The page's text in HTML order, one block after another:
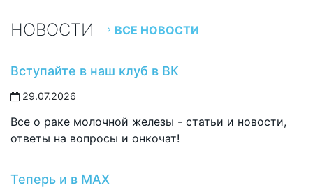
НОВОСТИ ВСЕ НОВОСТИ
Вступайте в наш клуб в ВК
29.07.2026
Все о раке молочной железы - статьи и новости,
ответы на вопросы и онкочат!
Теперь и в MAX